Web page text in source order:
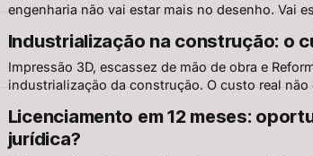
engenharia não vai estar mais no desenho. Vai
Industrialização na construção: o
Impressão 3D, escassez de mão de obra e
industrialização da construção. O custo real
Licenciamento em 12 meses:
jurídica?